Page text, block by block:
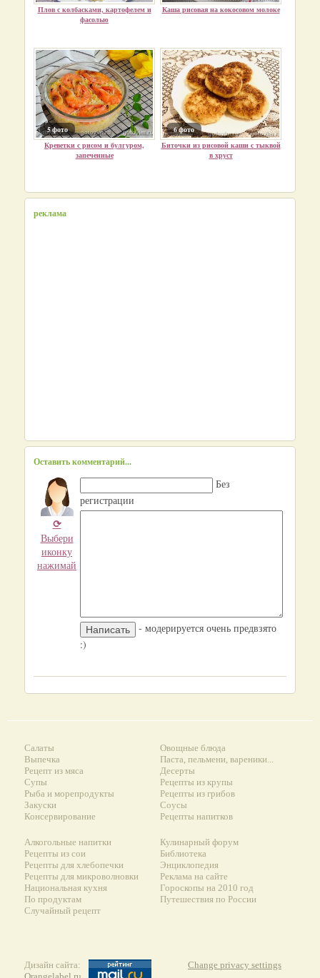
Плов с колбасками, картофелем и
фасолью
Каша рисовая на кокосовом молоке
5 фото
Креветки с рисом и булгуром,
запеченные
6 фото
Биточки из рисовой каши с тыквой
в хруст
реклама
Оставить комментарий...
⟳
Выбери
иконку
нажимай
Без
регистрации
- модерируется очень предвзято
:)
Салаты
Выпечка
Рецепт из мяса
Супы
Рыба и морепродукты
Закуски
Консервирование
Овощные блюда
Паста, пельмени, вареники...
Десерты
Рецепты из крупы
Рецепты из грибов
Соусы
Рецепты напитков
Алкогольные напитки
Рецепты из сои
Рецепты для хлебопечки
Рецепты для микроволновки
Национальная кухня
По продуктам
Случайный рецепт
Кулинарный форум
Библиотека
Энциклопедия
Реклама на сайте
Гороскопы на 2010 год
Путешествия по России
Дизайн сайта:
Change privacy settings